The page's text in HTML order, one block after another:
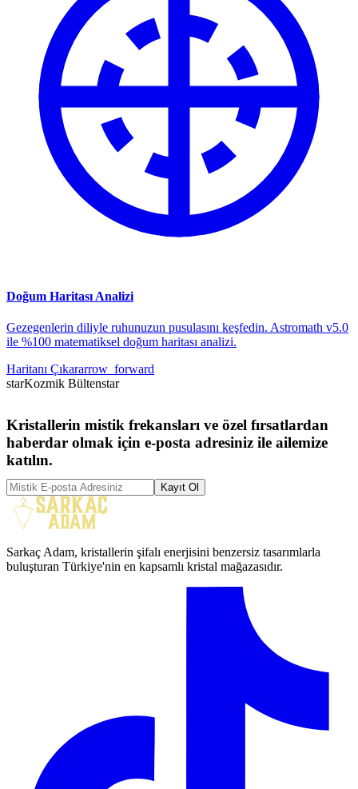
Doğum Haritası Analizi
Gezegenlerin diliyle ruhunuzun pusulasını keşfedin. Astromath v5.0
ile %100 matematiksel doğum haritası analizi.
Haritanı Çıkararrow_forward
starKozmik Bültenstar
Kristallerin mistik frekansları ve özel fırsatlardan
haberdar olmak için e-posta adresiniz ile ailemize
katılın.
Kayıt Ol
Sarkaç Adam, kristallerin şifalı enerjisini benzersiz tasarımlarla
buluşturan Türkiye'nin en kapsamlı kristal mağazasıdır.